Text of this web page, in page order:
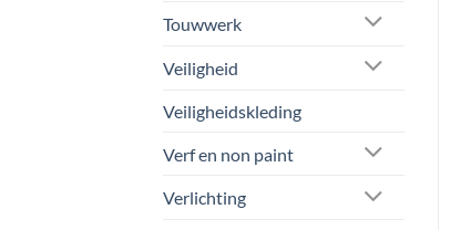
Touwwerk
Veiligheid
Veiligheidskleding
Verf en non paint
Verlichting